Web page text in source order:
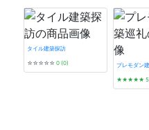
タイル建築探訪
☆☆☆☆☆ 0 (0) プレモダン
★★★★★